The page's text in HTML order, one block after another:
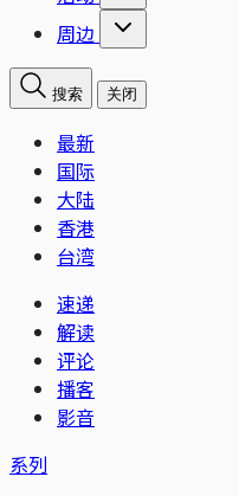
周边
搜索 关闭
最新
国际
大陆
香港
台湾
速递
解读
评论
播客
影音
系列